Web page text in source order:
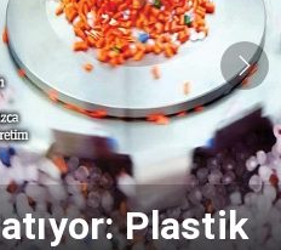
İHBİR
Nezaket